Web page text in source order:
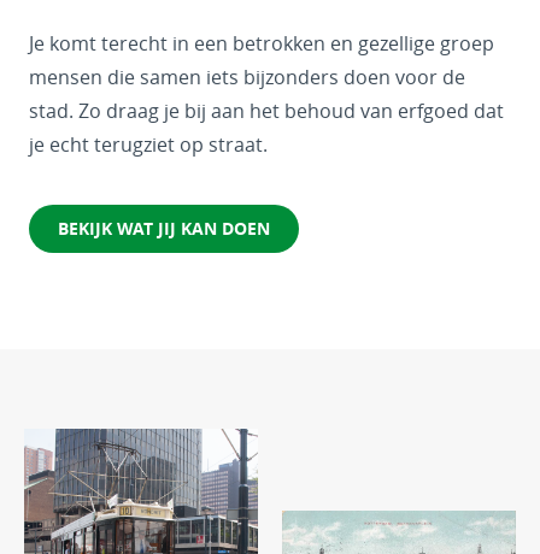
Je komt terecht in een betrokken en gezellige groep
mensen die samen iets bijzonders doen voor de
stad. Zo draag je bij aan het behoud van erfgoed dat
je echt terugziet op straat.
BEKIJK WAT JIJ KAN DOEN